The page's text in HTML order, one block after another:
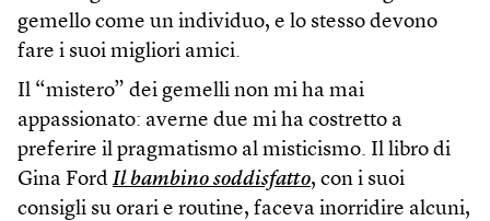
gemello come un individuo, e lo stesso devono
fare i suoi migliori amici.
Il “mistero” dei gemelli non mi ha mai
appassionato: averne due mi ha costretto a
preferire il pragmatismo al misticismo. Il libro di
Gina Ford Il bambino soddisfatto, con i suoi
consigli su orari e routine, faceva inorridire alcuni,